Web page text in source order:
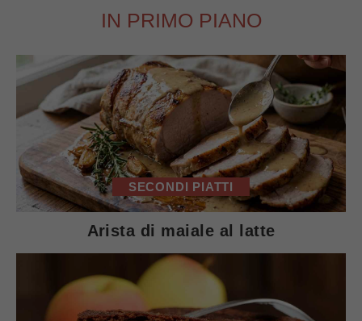
IN PRIMO PIANO
SECONDI PIATTI
Arista di maiale al latte